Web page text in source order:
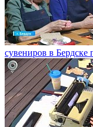
сувениров в Бердске